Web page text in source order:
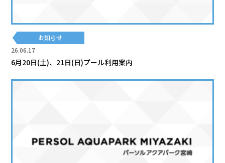
26.06.17
お知らせ
6月20日(土)、21日(日)プール利用案内